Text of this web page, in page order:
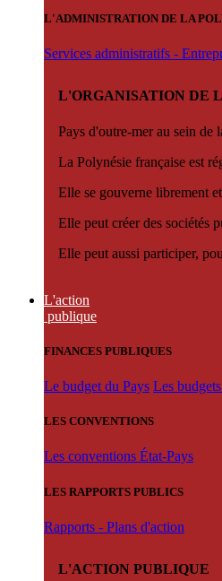
L'ADMINISTRATION DE LA
Services administratifs -
L'ORGANISATION DE
Pays d'outre-mer au sein
La Polynésie française est
Elle se gouverne librement
Elle peut créer des sociétés
Elle peut aussi participer,
L'action
publique
FINANCES PUBLIQUES
Le budget du Pays Les
LES CONVENTIONS
Les conventions État-Pays
LES RAPPORTS PUBLICS
Rapports - Plans d'action
L'ACTION PUBLIQUE